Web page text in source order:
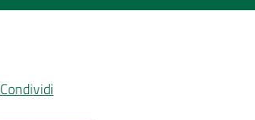
Condividi